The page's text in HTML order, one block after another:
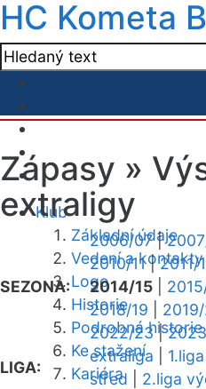
HC Kometa
Klub
Základní údaje
Vedení a kontakty
Logo
Historie
Podrobná historie
Ke stažení
Kariéra
Zápasy »
extraligy
SEZONA:
2006/07|
2010/11|2011/
2014/15
2018/19
2022/23|
LIGA:
extraliga 1.liga
střed
2.liga